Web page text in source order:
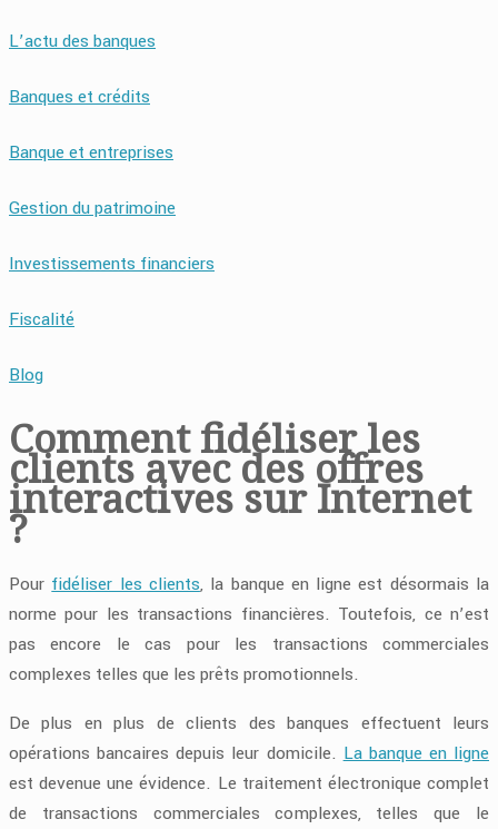
L’actu des banques
Banques et crédits
Banque et entreprises
Gestion du patrimoine
Investissements financiers
Fiscalité
Blog
Comment fidéliser les
clients avec des offres
interactives sur Internet
?
Pour fidéliser les clients, la banque en ligne est désormais la
norme pour les transactions financières. Toutefois, ce n’est
pas encore le cas pour les transactions commerciales
complexes telles que les prêts promotionnels.
De plus en plus de clients des banques effectuent leurs
opérations bancaires depuis leur domicile. La banque en ligne
est devenue une évidence. Le traitement électronique complet
de transactions commerciales complexes, telles que le